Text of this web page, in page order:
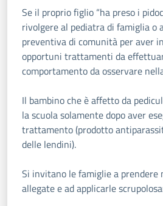
Se il proprio figlio “ha preso i
rivolgere al pediatra di famiglia o
preventiva di comunità per aver
opportuni trattamenti da
comportamento da osservare
Il bambino che è affetto da
la scuola solamente dopo aver
trattamento (prodotto
delle lendini).
Si invitano le famiglie a prendere
allegate e ad applicarle